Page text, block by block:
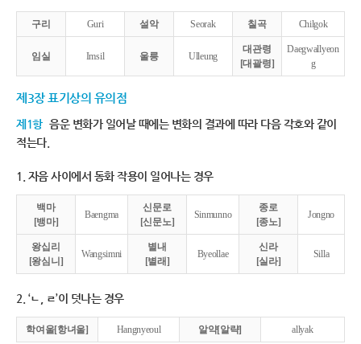
구리 Guri 설악 Seorak 칠곡 Chilgok
임실 Imsil 울릉 Ulleung
대관령
[대괄령]
Daegwallyeon
g
제3장 표기상의 유의점
제1항 음운 변화가 일어날 때에는 변화의 결과에 따라 다음 각호와 같이
적는다.
1. 자음 사이에서 동화 작용이 일어나는 경우
백마
[뱅마]
Baengma
신문로
[신문노]
Sinmunno
종로
[종노]
Jongno
왕십리
[왕심니]
Wangsimni
별내
[별래]
Byeollae
신라
[실라]
Silla
2. ‘ㄴ, ㄹ’이 덧나는 경우
학여울[항녀울] Hangnyeoul 알약[알략] allyak